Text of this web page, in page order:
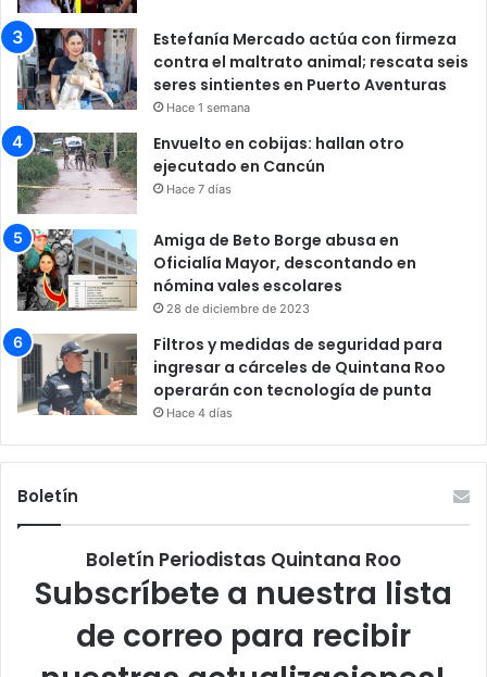
Estefanía Mercado actúa con firmeza
contra el maltrato animal; rescata seis
seres sintientes en Puerto Aventuras
Hace 1 semana
Envuelto en cobijas: hallan otro
ejecutado en Cancún
Hace 7 días
Amiga de Beto Borge abusa en
Oficialía Mayor, descontando en
nómina vales escolares
28 de diciembre de 2023
Filtros y medidas de seguridad para
ingresar a cárceles de Quintana Roo
operarán con tecnología de punta
Hace 4 días
Boletín
Boletín Periodistas Quintana Roo
Subscríbete a nuestra lista
de correo para recibir